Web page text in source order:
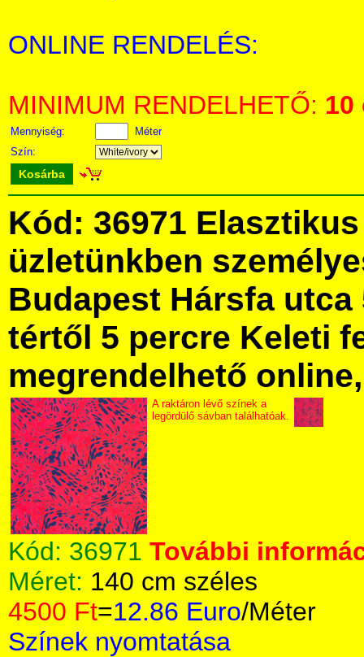
ONLINE RENDELÉS:
MINIMUM RENDELHETŐ: 10
Mennyiség:
Méter
Szín:
Kosárba
Kód: 36971
üzletünkben
Budapest Hársfa utca
tértől 5 percre Keleti
megrendelhető
A raktáron lévő színek a
legördülő sávban találhatóak.
Kód: 36971 További
Méret: 140 cm széles
4500 Ft=12.86 Euro/Méter
Színek nyomtatása